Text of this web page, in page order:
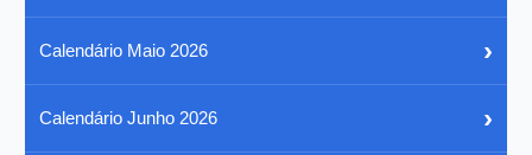
Calendário Maio 2026 ›
Calendário Junho 2026 ›